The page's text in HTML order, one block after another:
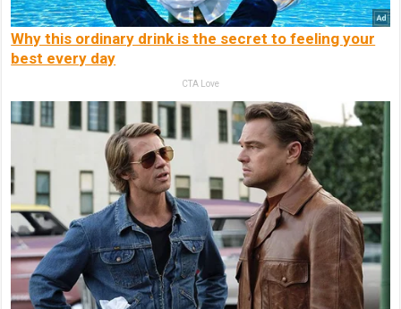
Why this ordinary drink is the secret to feeling your
best every day
CTA Love